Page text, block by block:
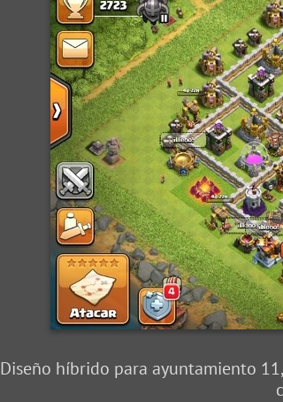
Diseño híbrido para ayuntamiento